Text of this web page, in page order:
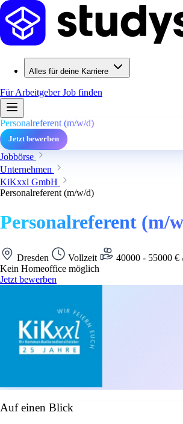
Alles für deine Karriere
Für ArbeitgeberJob finden
Personalreferent (m/w/d)
Jetzt bewerben
Jobbörse
Unternehmen
KiKxxl GmbH
Personalreferent (m/w/d)
Personalreferent (m/
Dresden Vollzeit
40000 - 55000 €
Kein Homeoffice möglich
Jetzt bewerben
Auf einen Blick